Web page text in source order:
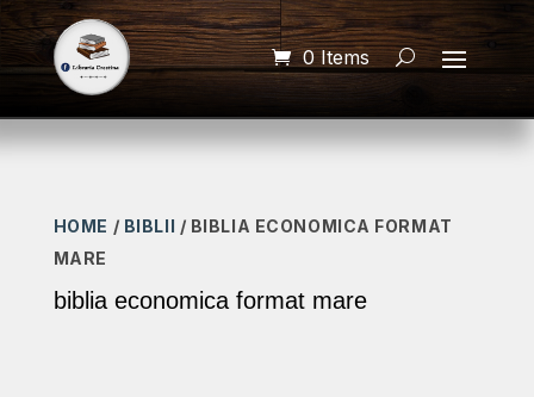
0 Items
HOME / BIBLII / BIBLIA ECONOMICA FORMAT
MARE
biblia economica format mare